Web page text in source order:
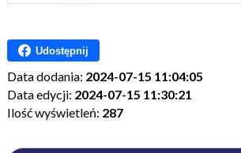
Udostępnij
Data dodania: 2024-07-15 11:04:05
Data edycji: 2024-07-15 11:30:21
Ilość wyświetleń: 287